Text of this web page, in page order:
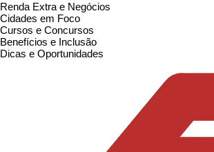
Renda Extra e Negócios
Cidades em Foco
Cursos e Concursos
Benefícios e Inclusão
Dicas e Oportunidades